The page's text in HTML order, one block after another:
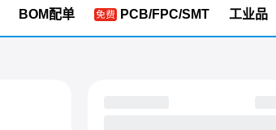
BOM配单 PCB/FPC/SMT 工业品